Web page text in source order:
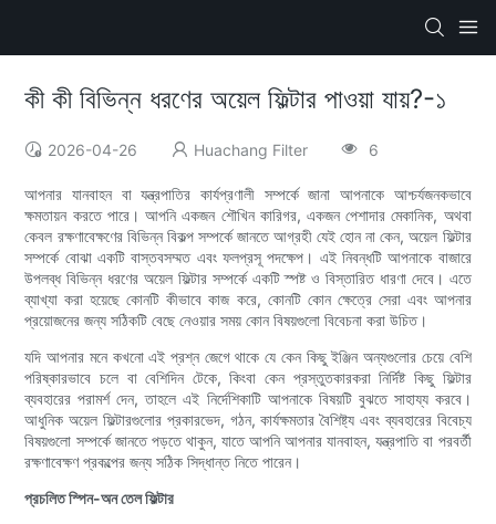
কী কী বিভিন্ন ধরণের অয়েল ফিল্টার পাওয়া যায়?-১
2026-04-26 Huachang Filter 6
আপনার যানবাহন বা যন্ত্রপাতির কার্যপ্রণালী সম্পর্কে জানা আপনাকে আশ্চর্যজনকভাবে
ক্ষমতায়ন করতে পারে। আপনি একজন শৌখিন কারিগর, একজন পেশাদার মেকানিক, অথবা
কেবল রক্ষণাবেক্ষণের বিভিন্ন বিকল্প সম্পর্কে জানতে আগ্রহী যেই হোন না কেন, অয়েল ফিল্টার
সম্পর্কে বোঝা একটি বাস্তবসম্মত এবং ফলপ্রসূ পদক্ষেপ। এই নিবন্ধটি আপনাকে বাজারে
উপলব্ধ বিভিন্ন ধরণের অয়েল ফিল্টার সম্পর্কে একটি স্পষ্ট ও বিস্তারিত ধারণা দেবে। এতে
ব্যাখ্যা করা হয়েছে কোনটি কীভাবে কাজ করে, কোনটি কোন ক্ষেত্রে সেরা এবং আপনার
প্রয়োজনের জন্য সঠিকটি বেছে নেওয়ার সময় কোন বিষয়গুলো বিবেচনা করা উচিত।
যদি আপনার মনে কখনো এই প্রশ্ন জেগে থাকে যে কেন কিছু ইঞ্জিন অন্যগুলোর চেয়ে বেশি
পরিষ্কারভাবে চলে বা বেশিদিন টেকে, কিংবা কেন প্রস্তুতকারকরা নির্দিষ্ট কিছু ফিল্টার
ব্যবহারের পরামর্শ দেন, তাহলে এই নির্দেশিকাটি আপনাকে বিষয়টি বুঝতে সাহায্য করবে।
আধুনিক অয়েল ফিল্টারগুলোর প্রকারভেদ, গঠন, কার্যক্ষমতার বৈশিষ্ট্য এবং ব্যবহারের বিবেচ্য
বিষয়গুলো সম্পর্কে জানতে পড়তে থাকুন, যাতে আপনি আপনার যানবাহন, যন্ত্রপাতি বা পরবর্তী
রক্ষণাবেক্ষণ প্রকল্পের জন্য সঠিক সিদ্ধান্ত নিতে পারেন।
প্রচলিত স্পিন-অন তেল ফিল্টার